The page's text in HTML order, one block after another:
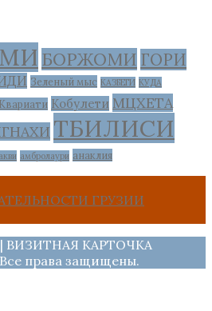
БОРЖОМИ ГОРИ
Зеленый мыс КАЗБЕГИ КУДА
Квариати Кобулети МЦХЕТА
ТБИЛИСИ
амбролаури анаклия
ГРУЗИИ
| ВИЗИТНАЯ КАРТОЧКА
права защищены.